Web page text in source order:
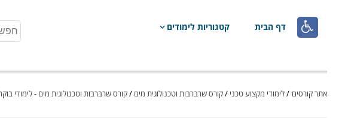
 דף הבית קטגוריות לימודים
אתר קורסים /לימודי מקצוע טכני /קורס שרברבות וטכנולוגית מים /קורס שרברבות וטכנולוגית מים - לימודי